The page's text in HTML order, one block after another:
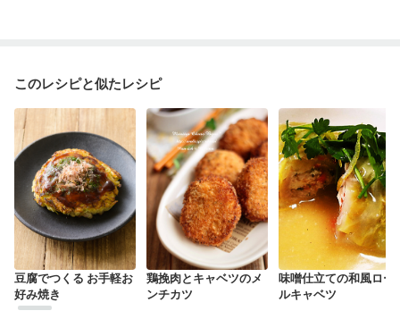
このレシピと似たレシピ
豆腐でつくる お手軽お
好み焼き
鶏挽肉とキャベツのメ
ンチカツ
味噌仕立ての和風ロー
ルキャベツ